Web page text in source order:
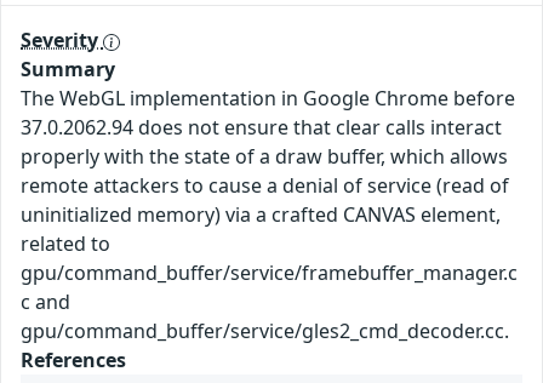
Severity
Summary
The WebGL implementation in Google Chrome before
37.0.2062.94 does not ensure that clear calls interact
properly with the state of a draw buffer, which allows
remote attackers to cause a denial of service (read of
uninitialized memory) via a crafted CANVAS element,
related to
gpu/command_buffer/service/framebuffer_manager.c
c and
gpu/command_buffer/service/gles2_cmd_decoder.cc.
References